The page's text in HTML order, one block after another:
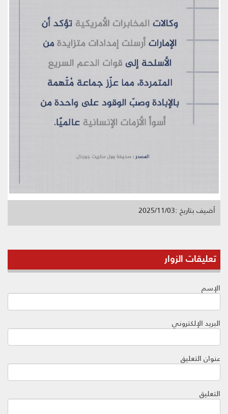
أضيف بتاريخ :2025/11/03
تعليقات الزوار
الإسم
البريد الإلكتروني
عنوان التعليق
التعليق